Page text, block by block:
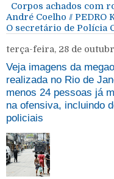
Corpos achados com
André Coelho // PEDRO
O secretário de Polícia
terça-feira, 28 de
Veja imagens da
realizada no Rio de
menos 24 pessoas já
na ofensiva, incluindo
policiais